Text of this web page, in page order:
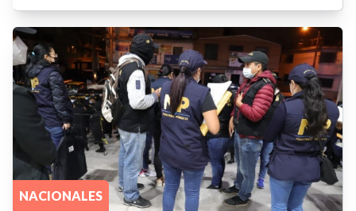
NACIONALES